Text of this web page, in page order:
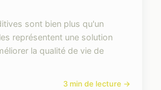
sont bien plus qu'un
représentent une solution
la qualité de vie de
3 min de lecture →